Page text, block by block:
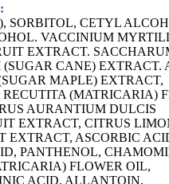
SORBITOL, CETYL
VACCINIUM
EXTRACT.
CANE) EXTRACT.
MAPLE) EXTRACT,
(MATRICARIA)
AURANTIUM DULCIS
EXTRACT, CITRUS
EXTRACT, ASCORBIC
PANTHENOL,
FLOWER OIL,
ACID, ALLANTOIN,